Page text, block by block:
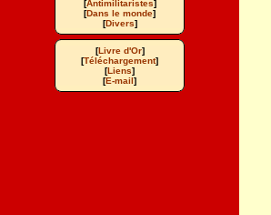
[Antimilitaristes]
[Dans le monde]
[Divers]
[Livre d'Or]
[Téléchargement]
[Liens]
[E-mail]